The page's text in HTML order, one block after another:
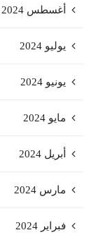
أغسطس 2024
يوليو 2024
يونيو 2024
مايو 2024
أبريل 2024
مارس 2024
فبراير 2024